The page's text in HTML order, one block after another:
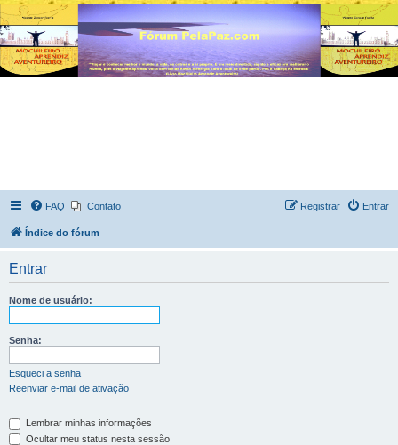
FAQ Contato Entrar
Registrar
Índice do fórum
Entrar
Nome de usuário:
Senha:
Esqueci a senha
Reenviar e-mail de ativação
Lembrar minhas informações
Ocultar meu status nesta sessão